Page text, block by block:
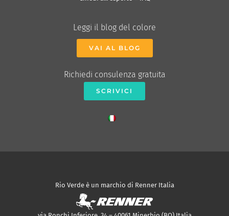
Leggi il blog del colore
VAI AL BLOG
Richiedi consulenza gratuita
SCRIVICI
Rio Verde è un marchio di Renner Italia